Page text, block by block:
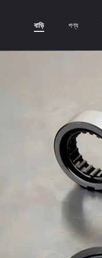
বাড়ি পণ্য